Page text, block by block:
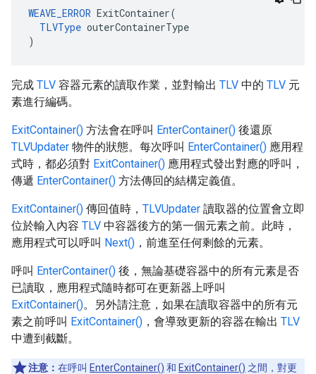
WEAVE_ERROR ExitContainer(
TLVType outerContainerType
)
完成 TLV 容器元素的讀取作業，並對輸出 TLV 中的 TLV 元
素進行編碼。
ExitContainer() 方法會在呼叫 EnterContainer() 後還原
TLVUpdater 物件的狀態。每次呼叫 EnterContainer() 應用程
式時，都必須對 ExitContainer() 應用程式發出對應的呼叫，
傳遞 EnterContainer() 方法傳回的結構定義值。
ExitContainer() 傳回值時， TLVUpdater 讀取器的位置會立即
位於輸入內容 TLV 中容器後方的第一個元素之前。此時，
應用程式可以呼叫 Next() ，前進至任何剩餘的元素。
呼叫 EnterContainer() 後，無論基礎容器中的所有元素是否
已讀取，應用程式隨時都可在更新器上呼叫
ExitContainer()。另外請注意，如果在讀取容器中的所有元
素之前呼叫 ExitContainer() ，會導致更新的容器在輸出 TLV
中遭到截斷。
注意： 在呼叫 EnterContainer() 和 ExitContainer() 之間，對更